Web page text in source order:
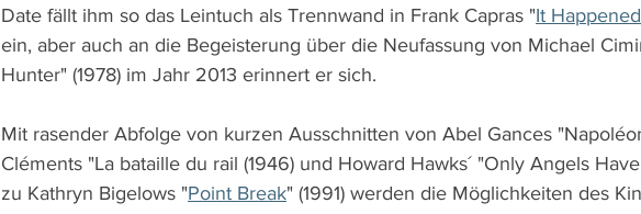
Date fällt ihm so das Leintuch als Trennwand in Frank Capras "It
ein, aber auch an die Begeisterung über die Neufassung von Michael
Hunter" (1978) im Jahr 2013 erinnert er sich.
Mit rasender Abfolge von kurzen Ausschnitten von Abel Gances
Cléments "La bataille du rail (1946) und Howard Hawks´ "Only Angels
zu Kathryn Bigelows "Point Break" (1991) werden die Möglichkeiten des